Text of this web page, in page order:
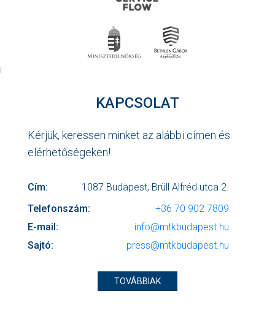
KAPCSOLAT
Kérjük, keressen minket az alábbi címen és
elérhetőségeken!
Cím:
1087 Budapest, Brüll Alfréd utca 2.
Telefonszám:
+36 70 902 7809
E-mail:
info@mtkbudapest.hu
Sajtó:
press@mtkbudapest.hu
TOVÁBBIAK